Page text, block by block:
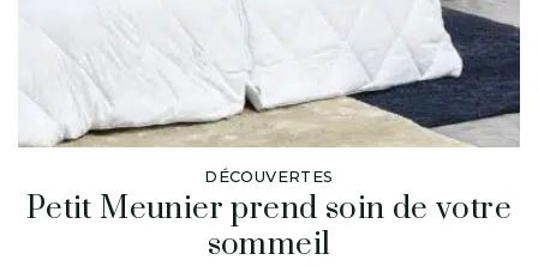
DÉCOUVERTES
Petit Meunier prend soin de votre
sommeil